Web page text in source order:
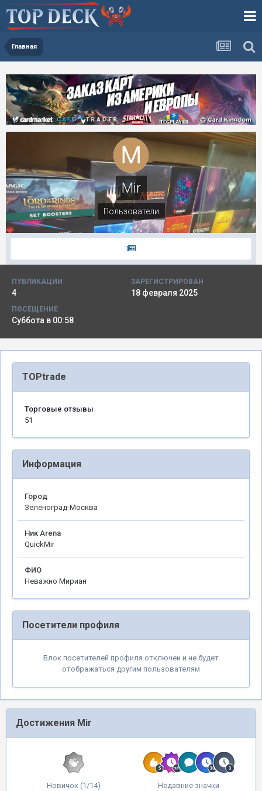
Главная
Mir
Пользователи
ПУБЛИКАЦИИ
4
ЗАРЕГИСТРИРОВАН
18 февраля 2025
ПОСЕЩЕНИЕ
Суббота в 00:58
TOPtrade
Торговые отзывы
51
Информация
Город
Зеленоград-Москва
Ник Arena
QuickMir
ФИО
Неважно Мириан
Посетители профиля
Блок посетителей профиля отключен и не будет
отображаться другим пользователям
Достижения Mir
Новичок (1/14) Недавние значки